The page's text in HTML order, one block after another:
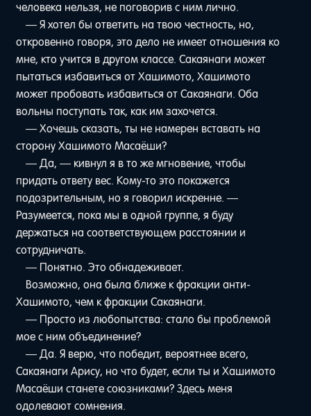
человека нельзя, не поговорив с ним лично.
— Я хотел бы ответить на твою честность, но,
откровенно говоря, это дело не имеет отношения ко
мне, кто учится в другом классе. Сакаянаги может
пытаться избавиться от Хашимото, Хашимото
может пробовать избавиться от Сакаянаги. Оба
вольны поступать так, как им захочется.
— Хочешь сказать, ты не намерен вставать на
сторону Хашимото Масаёши?
— Да, — кивнул я в то же мгновение, чтобы
придать ответу вес. Кому-то это покажется
подозрительным, но я говорил искренне. —
Разумеется, пока мы в одной группе, я буду
держаться на соответствующем расстоянии и
сотрудничать.
— Понятно. Это обнадеживает.
Возможно, она была ближе к фракции анти-
Хашимото, чем к фракции Сакаянаги.
— Просто из любопытства: стало бы проблемой
мое с ним объединение?
— Да. Я верю, что победит, вероятнее всего,
Сакаянаги Арису, но что будет, если ты и Хашимото
Масаёши станете союзниками? Здесь меня
одолевают сомнения.